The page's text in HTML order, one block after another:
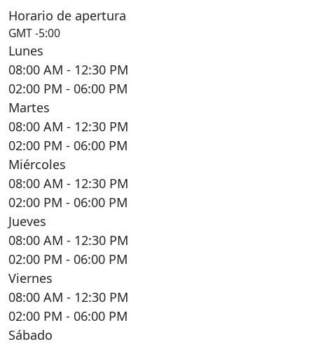
Horario de apertura
GMT -5:00
Lunes
08:00 AM - 12:30 PM
02:00 PM - 06:00 PM
Martes
08:00 AM - 12:30 PM
02:00 PM - 06:00 PM
Miércoles
08:00 AM - 12:30 PM
02:00 PM - 06:00 PM
Jueves
08:00 AM - 12:30 PM
02:00 PM - 06:00 PM
Viernes
08:00 AM - 12:30 PM
02:00 PM - 06:00 PM
Sábado